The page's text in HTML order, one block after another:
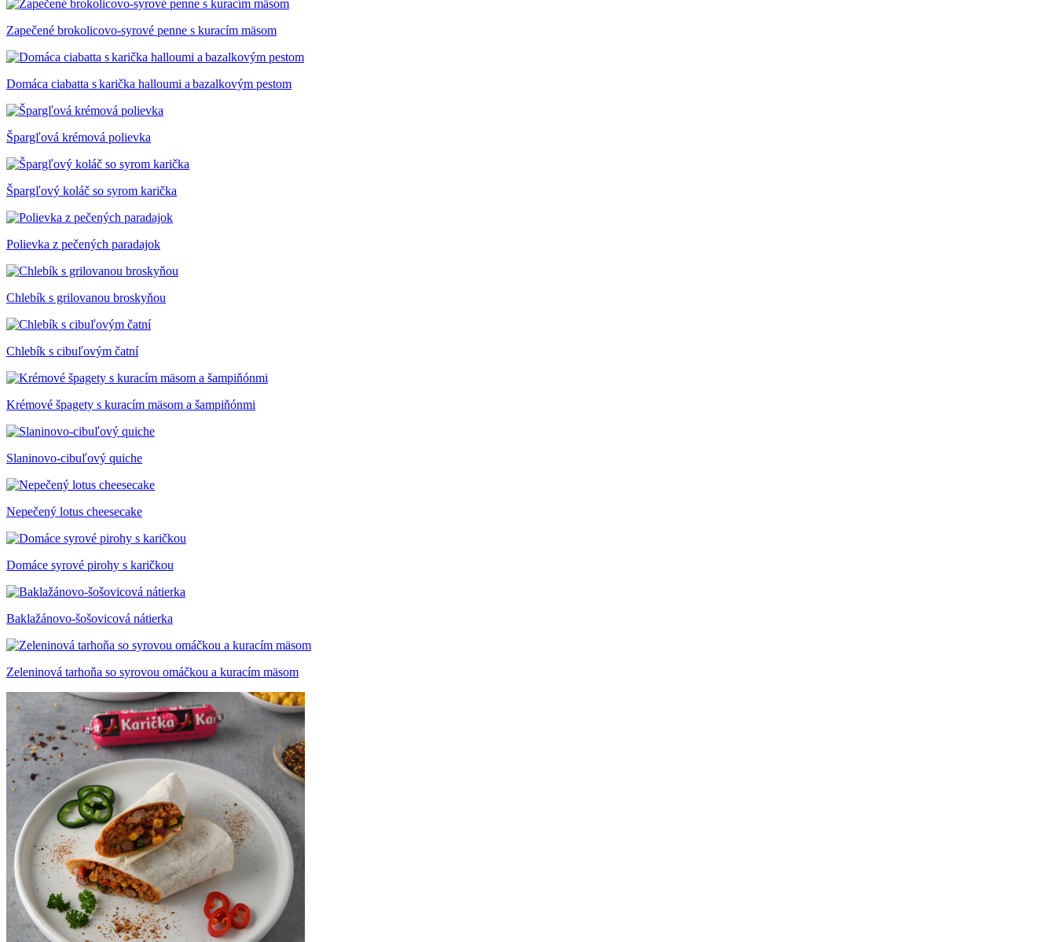
Zapečené brokolicovo-syrové penne s kuracím mäsom
Domáca ciabatta s karička halloumi a bazalkovým pestom
Špargľová krémová polievka
Špargľový koláč so syrom karička
Polievka z pečených paradajok
Chlebík s grilovanou broskyňou
Chlebík s cibuľovým čatní
Krémové špagety s kuracím mäsom a šampiňónmi
Slaninovo-cibuľový quiche
Nepečený lotus cheesecake
Domáce syrové pirohy s karičkou
Baklažánovo-šošovicová nátierka
Zeleninová tarhoňa so syrovou omáčkou a kuracím mäsom